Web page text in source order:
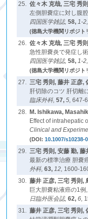
25. 佐々木 克哉, 三宅 秀
左側胆嚢症に対し腹
四国医学雑誌,58,1-
(徳島大学機関リポジ
26. 佐々木 克哉, 三宅 秀
急性胆嚢炎で発症し
四国医学雑誌,58,1-
(徳島大学機関リポジ
27. 三宅 秀則, 藤井 正彦,
肝切除のコツ 肝切離
臨床外科,57,5,647-
28. M. Ishikawa,
Effect of intrahepatic
Clinical and
(DOI:10.1007/s10238-
29. 三宅 秀則, 安藤 勤, 藤
最新の標準治療 胆嚢
外科,63,12, 1600-
30. 藤井 正彦, 三宅 秀則,
巨大胆嚢粘液癌の1例,
日臨外医会誌,62,6,
31. 藤井 正彦, 三宅 秀則,